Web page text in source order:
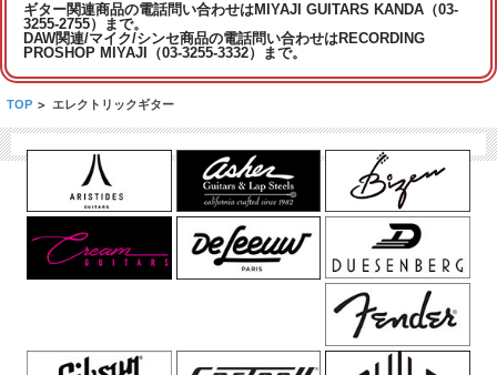
ギター関連商品の電話問い合わせはMIYAJI GUITARS KANDA（03-
3255-2755）まで。
DAW関連/マイク/シンセ商品の電話問い合わせはRECORDING
PROSHOP MIYAJI（03-3255-3332）まで。
TOP > エレクトリックギター